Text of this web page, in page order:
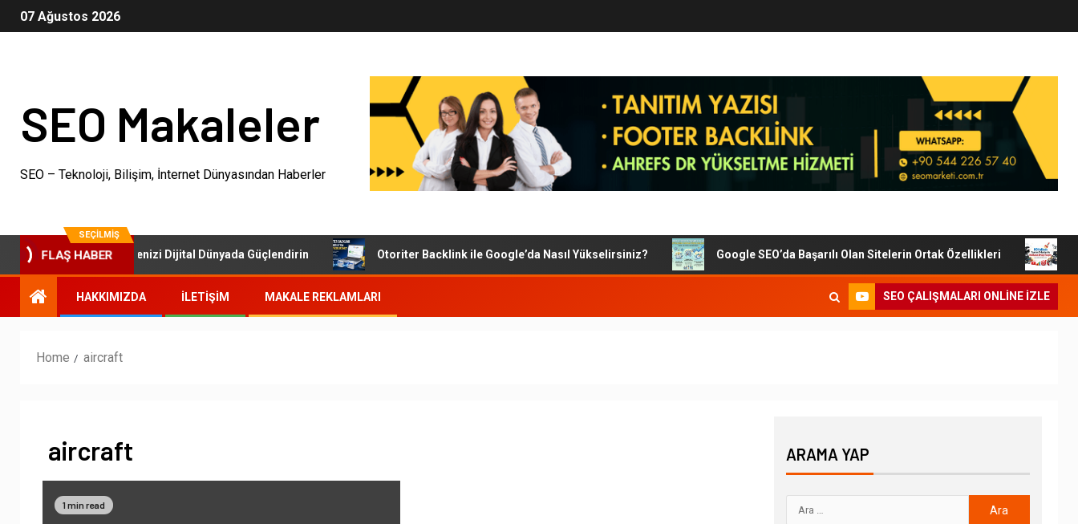
07 Ağustos 2026
SEO Makaleler
SEO – Teknoloji, Bilişim, İnternet Dünyasından Haberler
SEÇILMIŞ
FLAŞ HABER
SEO Paketleri: İşletmenizi Dijital Dünyada Güçlendirin Otoriter Backlink ile Google’da Nasıl Yükselirsiniz? Google SEO’da Başarılı Olan Sitelerin Ortak Özellikleri
HAKKIMIZDA İLETIŞIM MAKALE REKLAMLARI SEO ÇALIŞMALARI ONLINE IZLE
Home aircraft
aircraft
1 min read
ARAMA YAP